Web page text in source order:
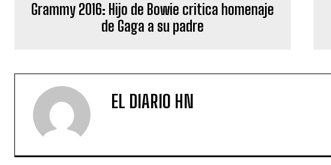
Grammy 2016: Hijo de Bowie critica homenaje
de Gaga a su padre
EL DIARIO HN